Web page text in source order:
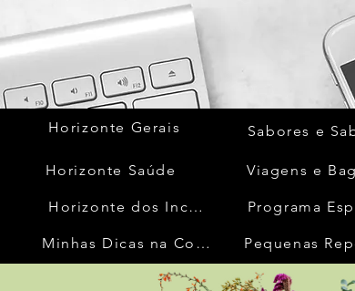
Horizonte Gerais
Horizonte Saúde
Horizonte dos Inconfidentes
Minhas Dicas na Cozinha
Sabores e
Viagens e
Programa
Pequenas